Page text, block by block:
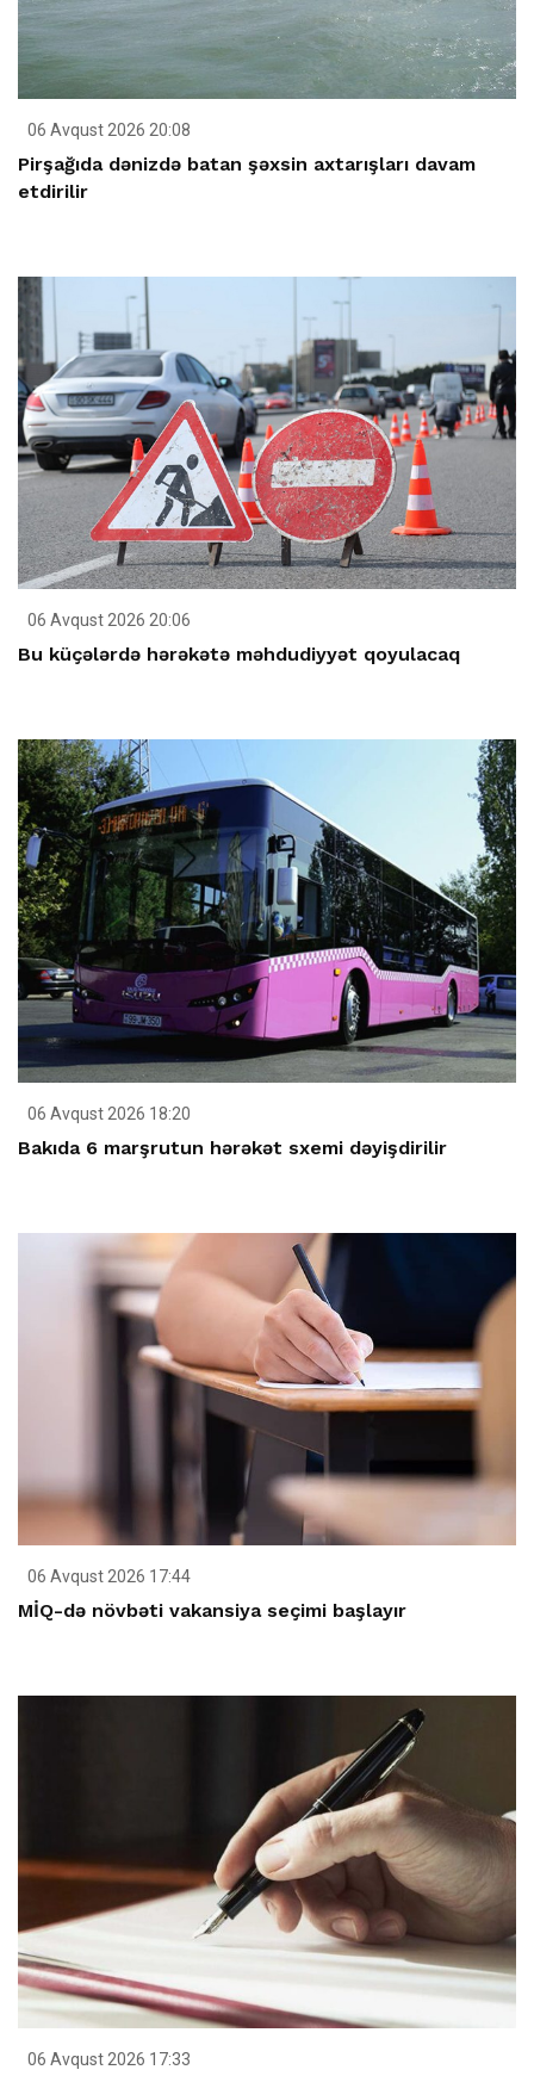
06 Avqust 2026 20:08
Pirşağıda dənizdə batan şəxsin axtarışları davam
etdirilir
06 Avqust 2026 20:06
Bu küçələrdə hərəkətə məhdudiyyət qoyulacaq
06 Avqust 2026 18:20
Bakıda 6 marşrutun hərəkət sxemi dəyişdirilir
06 Avqust 2026 17:44
MİQ-də növbəti vakansiya seçimi başlayır
06 Avqust 2026 17:33